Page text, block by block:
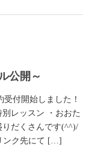
公開～
付開始しました！
レッスン ・おおた
りだくさんです(^^)/
ンク先にて […]